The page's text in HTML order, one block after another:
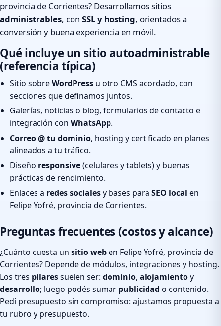
provincia de Corrientes? Desarrollamos sitios
administrables, con SSL y hosting, orientados a
conversión y buena experiencia en móvil.
Qué incluye un sitio autoadministrable
(referencia típica)
Sitio sobreWordPress u otro CMS acordado, con
secciones que definamos juntos.
Galerías, noticias o blog, formularios de contacto e
integración con WhatsApp.
Correo @ tu dominio, hosting y certificado en planes
alineados a tu tráfico.
Diseño responsive(celulares y tablets) y buenas
prácticas de rendimiento.
Enlaces a redes socialesy bases para SEO local en
Felipe Yofré, provincia de Corrientes.
Preguntas frecuentes (costos y alcance)
¿Cuánto cuesta un sitio weben Felipe Yofré, provincia de
Corrientes? Depende de módulos, integraciones y hosting.
Los tres pilaressuelen ser: dominio, alojamientoy
desarrollo; luego podés sumar publicidad o contenido.
Pedí presupuesto sin compromiso: ajustamos propuesta a
tu rubro y presupuesto.